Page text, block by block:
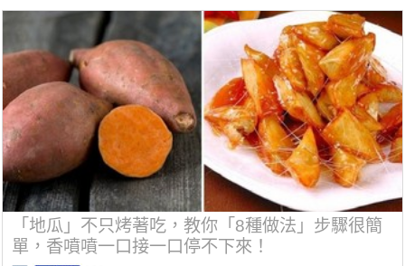
「地瓜」不只烤著吃，教你「8種做法」步驟很簡
單，香噴噴一口接一口停不下來！